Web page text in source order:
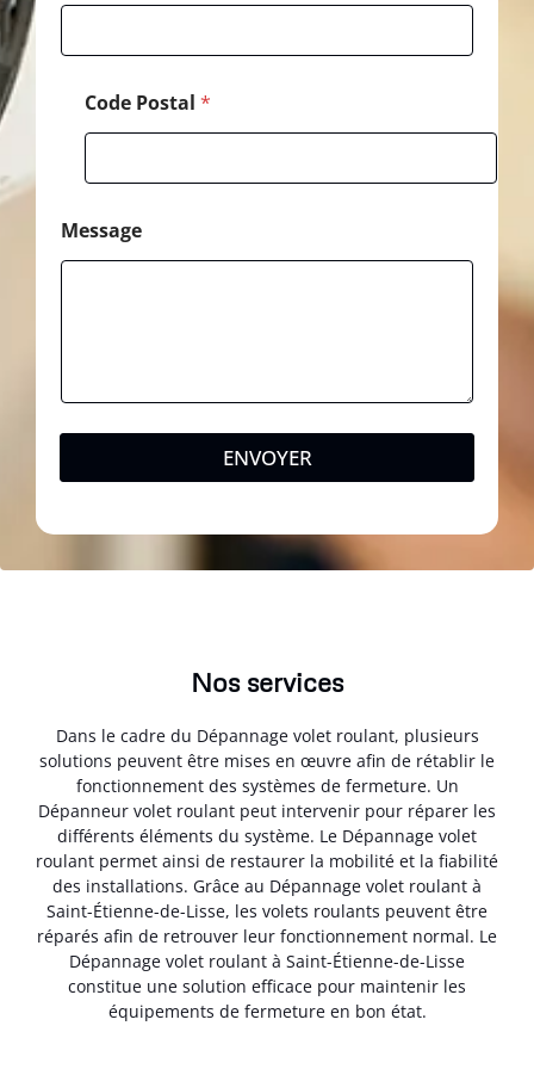
Code Postal *
Message
ENVOYER
Nos services
Dans le cadre du Dépannage volet roulant, plusieurs
solutions peuvent être mises en œuvre afin de rétablir le
fonctionnement des systèmes de fermeture. Un
Dépanneur volet roulant peut intervenir pour réparer les
différents éléments du système. Le Dépannage volet
roulant permet ainsi de restaurer la mobilité et la fiabilité
des installations. Grâce au Dépannage volet roulant à
Saint-Étienne-de-Lisse, les volets roulants peuvent être
réparés afin de retrouver leur fonctionnement normal. Le
Dépannage volet roulant à Saint-Étienne-de-Lisse
constitue une solution efficace pour maintenir les
équipements de fermeture en bon état.